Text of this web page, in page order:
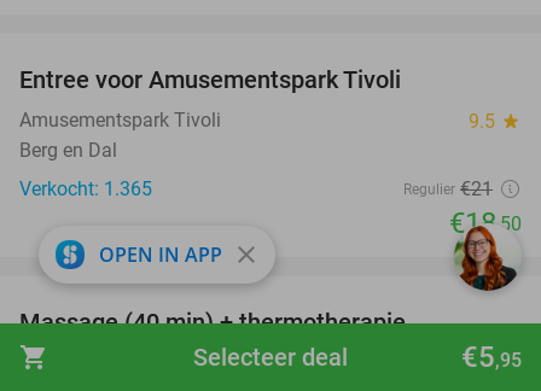
shopping_cart €5,95
Selecteer deal
Entree voor Amusementspark Tivoli
Amusementspark Tivoli 9.5 star
Berg en Dal
Verkocht: 1.365
Regulier €21
€18 ,50
56%
favorite_border
Massage (40 min) + thermotherapie
Massagepraktijk Jansen 9.8star
OPEN IN APP close